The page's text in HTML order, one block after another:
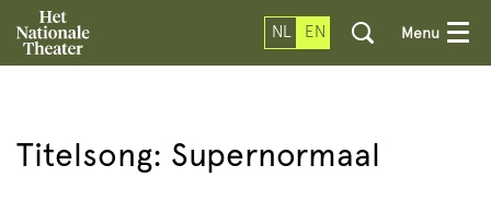
NL EN Menu
Titelsong: Supernormaal